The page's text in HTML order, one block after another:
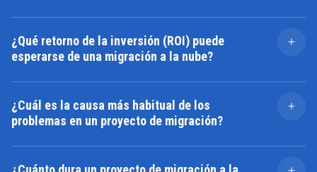
¿Qué retorno de la inversión (ROI) puede
esperarse de una migración a la nube?
El retorno de la inversión suele reflejarse en una
disponibilidad de los sistemas, una gestión más
eficiente de la infraestructura y una mayor agilidad para
dependen de cada organización, muchas empresas
comienzan a obtener beneficios medibles durante los
¿Cuál es la causa más habitual de los
problemas en un proyecto de migración?
Uno de los factores de riesgo más frecuentes son las